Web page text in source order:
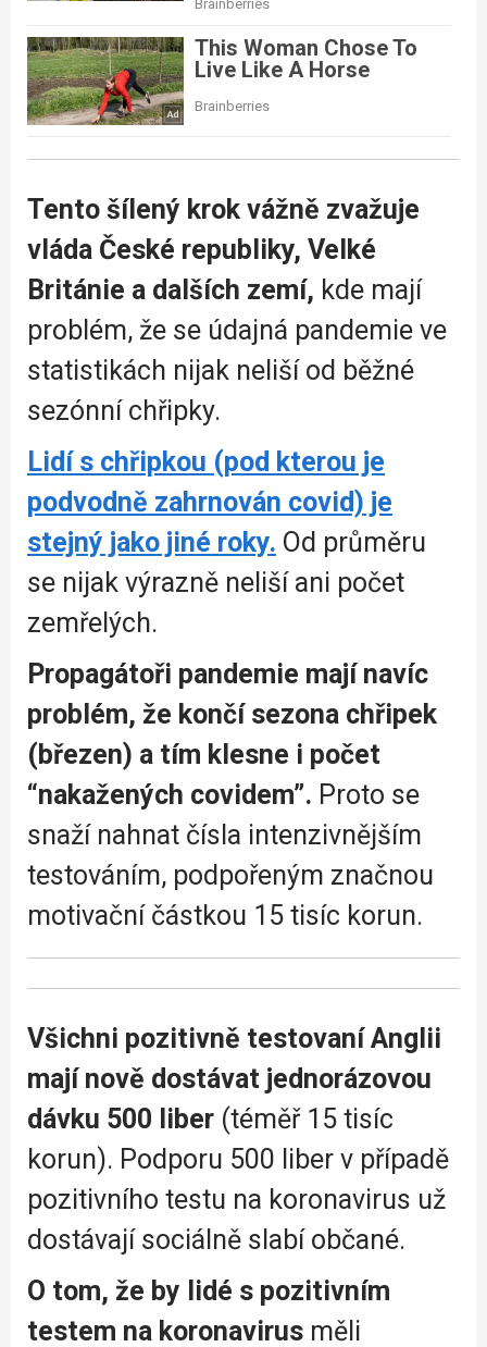
Tento šílený krok vážně zvažuje
vláda České republiky, Velké
Británie a dalších zemí, kde mají
problém, že se údajná pandemie ve
statistikách nijak neliší od běžné
sezónní chřipky.
Lidí s chřipkou (pod kterou je
podvodně zahrnován covid) je
stejný jako jiné roky. Od průměru
se nijak výrazně neliší ani počet
zemřelých.
Propagátoři pandemie mají navíc
problém, že končí sezona chřipek
(březen) a tím klesne i počet
“nakažených covidem”. Proto se
snaží nahnat čísla intenzivnějším
testováním, podpořeným značnou
motivační částkou 15 tisíc korun.
Všichni pozitivně testovaní Anglii
mají nově dostávat jednorázovou
dávku 500 liber (téměř 15 tisíc
korun). Podporu 500 liber v případě
pozitivního testu na koronavirus už
dostávají sociálně slabí občané.
O tom, že by lidé s pozitivním
testem na koronavirus měli